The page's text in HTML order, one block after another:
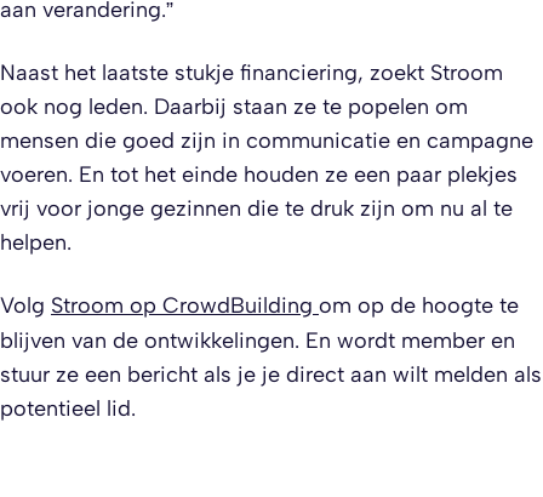
aan verandering.”
Naast het laatste stukje financiering, zoekt Stroom
ook nog leden. Daarbij staan ze te popelen om
mensen die goed zijn in communicatie en campagne
voeren. En tot het einde houden ze een paar plekjes
vrij voor jonge gezinnen die te druk zijn om nu al te
helpen.
Volg Stroom op CrowdBuilding om op de hoogte te
blijven van de ontwikkelingen. En wordt member en
stuur ze een bericht als je je direct aan wilt melden als
potentieel lid.